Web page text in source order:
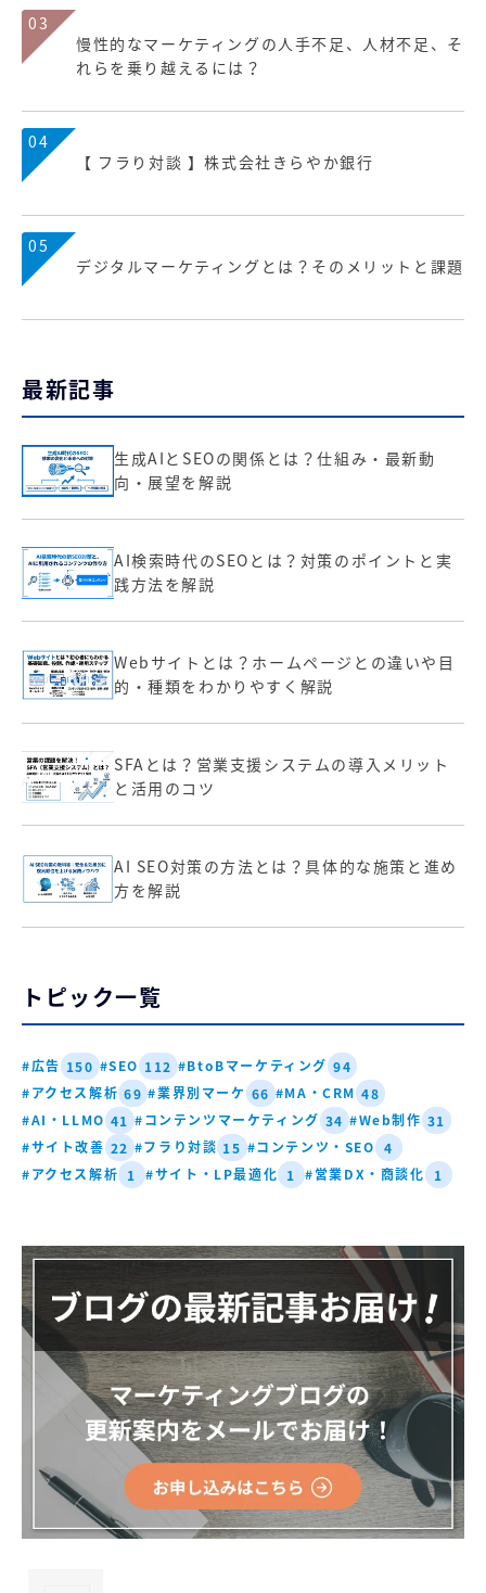
03
慢性的なマーケティングの人手不足、人材不足、そ
れらを乗り越えるには？
04
【 フラり対談 】株式会社きらやか銀行
05
デジタルマーケティングとは？そのメリットと課題
最新記事
生成AIとSEOの関係とは？仕組み・最新動
向・展望を解説
AI検索時代のSEOとは？対策のポイントと実
践方法を解説
Webサイトとは？ホームページとの違いや目
的・種類をわかりやすく解説
SFAとは？営業支援システムの導入メリット
と活用のコツ
AI SEO対策の方法とは？具体的な施策と進め
方を解説
トピック一覧
#広告 150 #SEO 112 #BtoBマーケティング 94
#アクセス解析 69 #業界別マーケ 66 #MA・CRM 48
#AI・LLMO 41 #コンテンツマーケティング 34 #Web制作 31
#サイト改善 22 #フラり対談 15 #コンテンツ・SEO 4
#アクセス解析 1 #サイト・LP最適化 1 #営業DX・商談化 1
×